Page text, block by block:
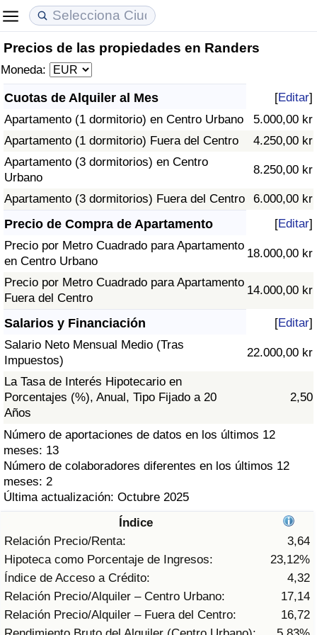
Precios de las propiedades en Randers
Moneda:
Cuotas de Alquiler al Mes [Editar]
Apartamento (1 dormitorio) en Centro Urbano
5.000,00 kr
Apartamento (1 dormitorio) Fuera del Centro
4.250,00 kr
Apartamento (3 dormitorios) en Centro
Urbano
8.250,00 kr
Apartamento (3 dormitorios) Fuera del Centro 6.000,00 kr
Precio de Compra de Apartamento [Editar]
Precio por Metro Cuadrado para Apartamento
en Centro Urbano
18.000,00 kr
Precio por Metro Cuadrado para Apartamento
Fuera del Centro
14.000,00 kr
Salarios y Financiación [Editar]
Salario Neto Mensual Medio (Tras
Impuestos)
22.000,00 kr
La Tasa de Interés Hipotecario en
Porcentajes (%), Anual, Tipo Fijado a 20
Años
2,50
Número de aportaciones de datos en los últimos 12
meses: 13
Número de colaboradores diferentes en los últimos 12
meses: 2
Última actualización: Octubre 2025
Índice
Relación Precio/Renta:
3,64
Hipoteca como Porcentaje de Ingresos:
23,12%
Índice de Acceso a Crédito:
4,32
Relación Precio/Alquiler – Centro Urbano:
17,14
Relación Precio/Alquiler – Fuera del Centro:
16,72
Coste de vida
Índice de Costo de Vida (Actual)
Índice de Costo de Vida
Índice de costo de vida por país
en aqaba
Precios de las propiedades
Índice de Precios de Inmuebles (Actual)
Índice de Precios de Inmuebles
Índice de Precios de Inmuebles por País
Calidad de Vida
Índice de Calidad de Vida
Índice de Calidad de Vida (Actual)
Índice de calidad de vida por país
Delincuencia
Calificación del Índice de Criminalidad
(Actual)
Índice de Criminalidad
Índice de criminalidad por país
Sanidad
Índice de Sanidad (Actual)
Índice de Sanidad
Índice de Sanidad por País
Contaminación
Índice de Contaminación (Actual)
Índice de contaminación
Índice de Contaminación por País